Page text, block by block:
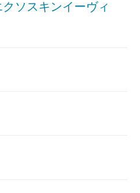
ソスキンイーヴィ